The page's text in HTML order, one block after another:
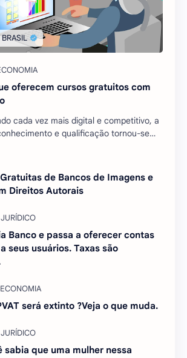
oferecem cursos gratuitos com
cada vez mais digital e competitivo, a
e qualificação tornou-se
de Bancos de Imagens e
Direitos Autorais
Banco e passa a oferecer contas
seus usuários. Taxas são
será extinto ?Veja o que muda.
sabia que uma mulher nessa